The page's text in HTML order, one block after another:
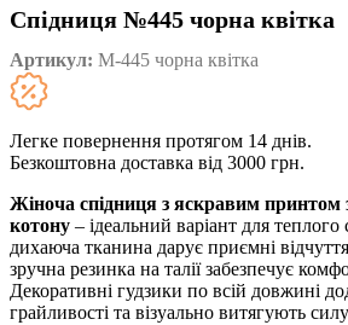
Спідниця №445 чорна квітка
Артикул: М-445 чорна квітка
Легке повернення протягом 14 днів.
Безкоштовна доставка від 3000 грн.
Жіноча спідниця з яскравим принтом
котону – ідеальний варіант для теплого
дихаюча тканина дарує приємні
зручна резинка на талії забезпечує
Декоративні гудзики по всій довжині
грайливості та візуально витягують